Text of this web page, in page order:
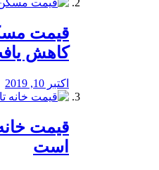
کاهش
اکتبر 10, 2019
قیمت
است